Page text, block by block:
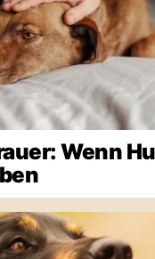
Wenn